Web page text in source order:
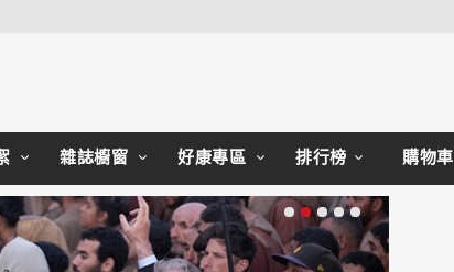
雜誌櫥窗 好康專區 排行榜 購物車